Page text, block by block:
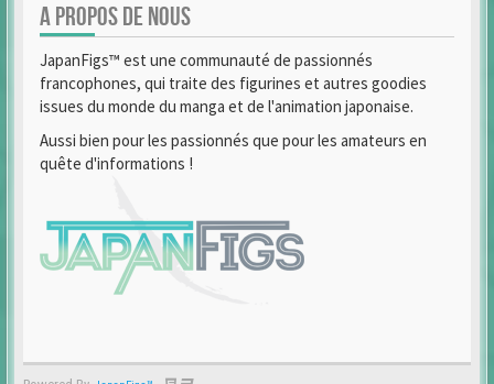
A PROPOS DE NOUS
JapanFigs™ est une communauté de passionnés
francophones, qui traite des figurines et autres goodies
issues du monde du manga et de l'animation japonaise.
Aussi bien pour les passionnés que pour les amateurs en
quête d'informations !